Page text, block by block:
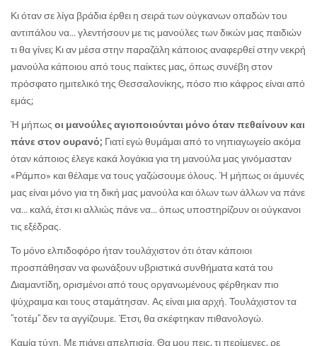
Κι όταν σε λίγα βράδια έρθει η σειρά των ούγκανων οπαδών του
αντιπάλου να… γλεντήσουν με τις μανούλες των δικών μας παιδιών
τι θα γίνει; Κι αν μέσα στην παραζάλη κάποιος αναφερθεί στην νεκρή
μανούλα κάποιου από τους παίκτες μας, όπως συνέβη στον
πρόσφατο ημιτελικό της Θεσσαλονίκης, πόσο πιο κάφρος είναι από
εμάς;
Ή μήπως οι μανούλες αγιοποιούνται μόνο όταν πεθαίνουν και
πάνε στον ουρανό; Γιατί εγώ θυμάμαι από το νηπιαγωγείο ακόμα
όταν κάποιος έλεγε κακά λογάκια για τη μανούλα μας γινόμασταν
«Ράμπο» και θέλαμε να τους γαζώσουμε όλους. Ή μήπως οι άμυνές
μας είναι μόνο για τη δική μας μανούλα και όλων των άλλων να πάνε
να… καλά, έτσι κι αλλιώς πάνε να… όπως υποστηρίζουν οι ούγκανοι
τις εξέδρας.
Το μόνο ελπιδοφόρο ήταν τουλάχιστον ότι όταν κάποιοι
προσπάθησαν να φωνάξουν υβριστικά συνθήματα κατά του
Διαμαντίδη, ορισμένοι από τους οργανωμένους φέρθηκαν πιο
ψύχραιμα και τους σταμάτησαν. Ας είναι μια αρχή. Τουλάχιστον τα
"τοτέμ" δεν τα αγγίζουμε. Έτσι, θα σκέφτηκαν πιθανολογώ.
Καμία τύχη. Με πιάνει απελπισία. Θα μου πεις, τι περίμενες, ρε